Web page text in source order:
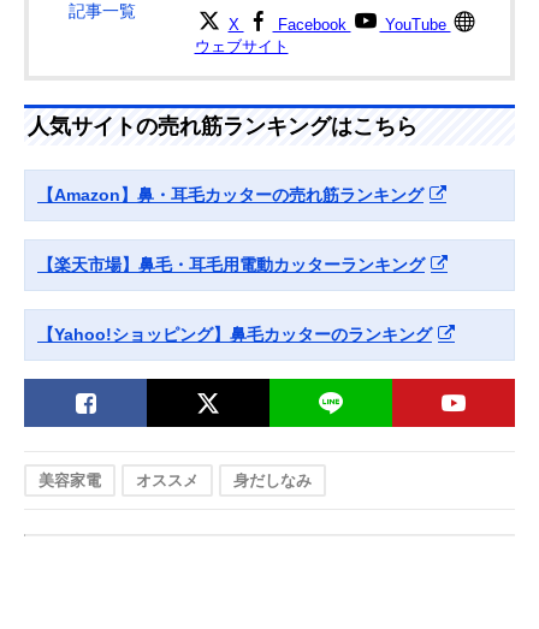
Amazonで見る
エチケットカッタ
ー EN10
ぐ精密な回転ブレ
さ130mm
(Panasonic) エチ
ケットカッター
対応したエントリ
ーモデル
さ127mm
Amazonで見る
オーム(OHM)
Iberis メンズノー
ズトリマー HB-
シンプルな機能で
使いやすいコンパ
クトモデル
幅28×奥行30×高
さ123mm
記事一覧
X Facebook
YouTube
ウェブサイト
人気サイトの売れ筋ランキングはこちら
【Amazon】鼻・耳毛カッターの売れ筋ランキング
【楽天市場】鼻毛・耳毛用電動カッターランキング
【Yahoo!ショッピング】鼻毛カッターのランキング
美容家電 オススメ 身だしなみ